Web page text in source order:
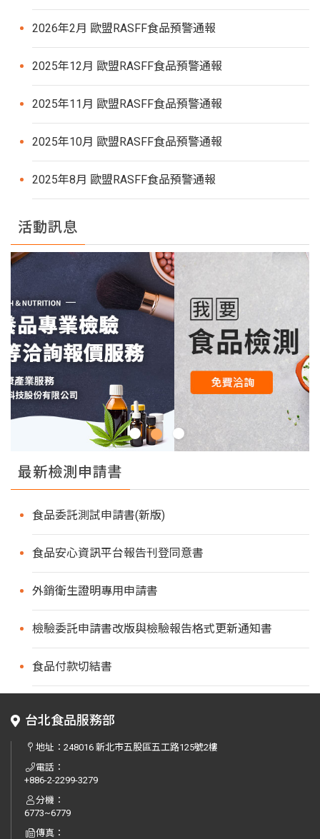
2026年2月 歐盟RASFF食品預警通報
2025年12月 歐盟RASFF食品預警通報
2025年11月 歐盟RASFF食品預警通報
2025年10月 歐盟RASFF食品預警通報
2025年8月 歐盟RASFF食品預警通報
活動訊息
最新檢測申請書
食品委託測試申請書(新版)
食品安心資訊平台報告刊登同意書
外銷衛生證明專用申請書
檢驗委託申請書改版與檢驗報告格式更新通知書
食品付款切結書
台北食品服務部
地址：248016 新北市五股區五工路125號2樓
電話：
+886-2-2299-3279
分機：
6773~6779
傳真：